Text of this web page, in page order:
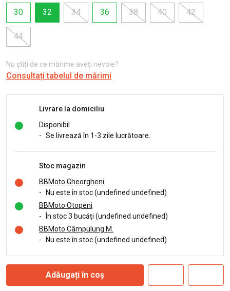
30
32 34 36 38 40 42
44
Nu știți de ce mărime aveți nevoie?
Consultați tabelul de mărimi
Livrare la domiciliu
Disponibil
- Se livrează în 1-3 zile lucrătoare.
Stoc magazin
BBMoto Gheorgheni
- Nu este în stoc (undefined undefined)
BBMoto Otopeni
-
În stoc 3 bucăți (undefined undefined)
BBMoto Câmpulung M.
- Nu este în stoc (undefined undefined)
Adăugați în coș